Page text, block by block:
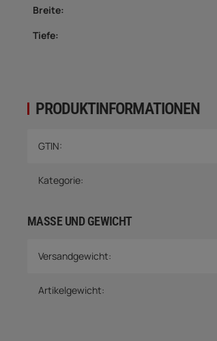
PRODUKTINFORMATIONEN
Produkteigenschaft
Wert
GTIN:
Kategorie:
MASSE UND GEWICHT
Versandgewicht:
Artikelgewicht:
Breite:
Tiefe: